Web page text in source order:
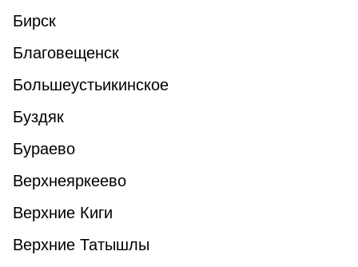
Бирск
Благовещенск
Большеустьикинское
Буздяк
Бураево
Верхнеяркеево
Верхние Киги
Верхние Татышлы